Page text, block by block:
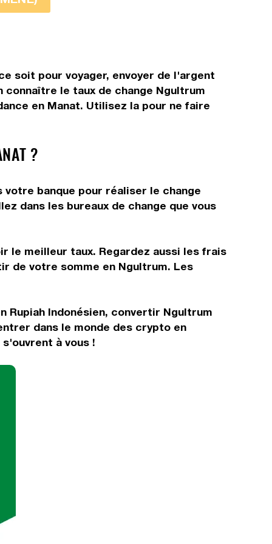
soit pour voyager, envoyer de l'argent
le taux de change Ngultrum
en Manat. Utilisez la pour ne faire
?
votre banque pour réaliser le change
dans les bureaux de change que vous
le meilleur taux. Regardez aussi les frais
de votre somme en Ngultrum. Les
Rupiah Indonésien, convertir Ngultrum
dans le monde des crypto en
à vous !